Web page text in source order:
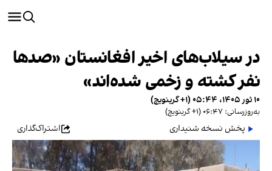
در سیلاب‌های اخیر افغانستان «صدها
نفر کشته و زخمی شده‌اند»
۱۰ ثور ۱۴۰۵، ۰۵:۴۴ (‎+۱ گرینویچ)
به‌روزرسانی: ۰۶:۴۷ (‎+۱ گرینویچ)
پخش نسخه شنیداری اشتراک‌گذاری